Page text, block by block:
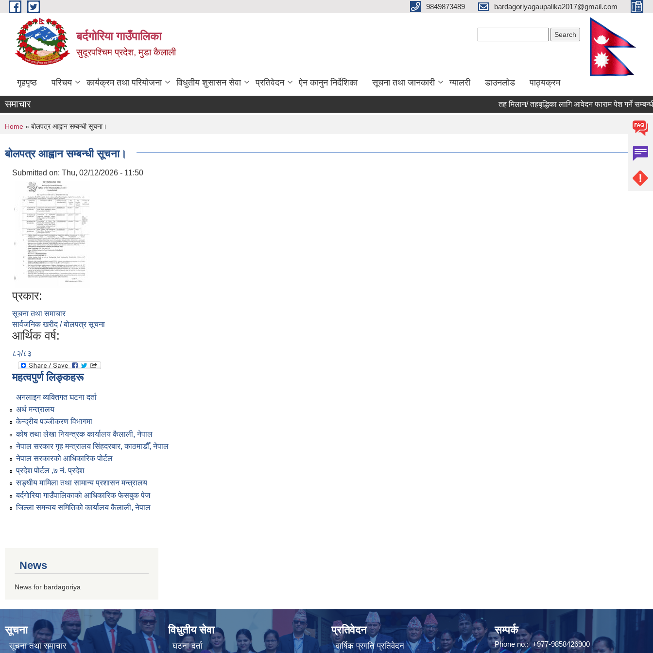
Skip to main content 9849873489 bardagoriyagaupalika2017@gmail.com
बर्दगोरिया गाउँपालिका
सुदूरपश्चिम प्रदेश, मुडा कैलाली
गृहपृष्ठ परिचय कार्यक्रम तथा परियोजना विधुतीय शुसासन सेवा प्रतिवेदन ऐन कानुन निर्देशिका सूचना तथा जानकारी ग्यालरी डाउनलोड पाठ्यक्रम
समाचार तह मिलान/ तहबृद्धिका लागि आवेदन फाराम पेश गर्ने सम्बन्धी
You are here
Home » बोलपत्र आह्वान सम्बन्धी सूचना।
बोलपत्र आह्वान सम्बन्धी सूचना।
Submitted on: Thu, 02/12/2026 - 11:50
प्रकार:
सूचना तथा समाचार
सार्वजनिक खरीद / बोलपत्र सूचना
आर्थिक वर्ष:
८२/८३
महत्वपुर्ण लिङ्कहरू
अनलाइन व्यक्तिगत घटना दर्ता
अर्थ मन्त्रालय
केन्द्रीय पञ्जीकरण विभागमा
कोष तथा लेखा नियन्त्रक कार्यालय कैलाली, नेपाल
नेपाल सरकार गृह मन्त्रालय सिंहदरबार, काठमाडौँ, नेपाल
नेपाल सरकारको आधिकारिक पोर्टल
प्रदेश पोर्टल ,७ नं. प्रदेश
सङ्घीय मामिला तथा सामान्य प्रशासन मन्त्रालय
बर्दगाेरिया गाउँपालिकाकाे आधिकारिक फेसबुक पेज
जिल्ला समन्वय समितिको कार्यालय कैलाली, नेपाल
News
News for bardagoriya
सूचना
सूचना तथा समाचार
विधुतीय सेवा
घटना दर्ता
प्रतिवेदन
वार्षिक प्रगति प्रतिवेदन
सम्पर्क
Phone no.: +977-9858426900